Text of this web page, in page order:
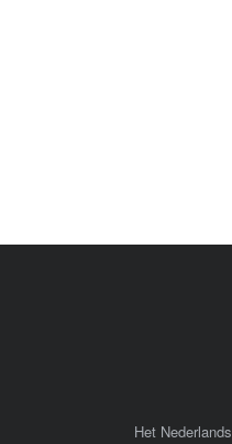
Het